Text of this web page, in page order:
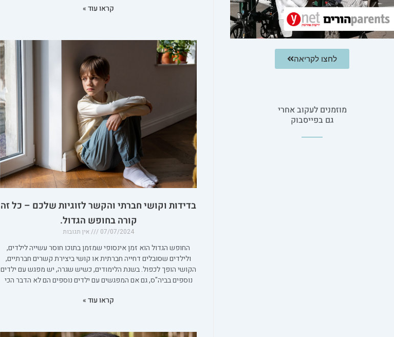
לחצו לקריאה
מוזמנים לעקוב אחרי
גם בפייסבוק
קראו עוד »
בדידות וקושי חברתי והקשר לזוגיות שלכם – כל זה
קורה בחופש הגדול.
07/07/2024 אין תגובות
החופש הגדול הוא זמן אינסופי שמזמן בתוכו חוסר עשייה לילדים,
ולילדים שסובלים דחייה חברתית או קושי ביצירת קשרים חברתיים,
הקושי הופך לכפול. בשנת הלימודים, כשיש שגרה, יש מפגש עם ילדים
נוספים בביה"ס, גם אם המפגשים עם ילדים נוספים הם לא הדבר הכי
קראו עוד »